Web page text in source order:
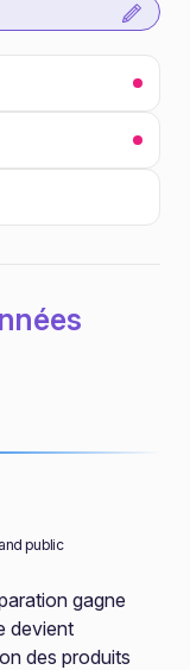
public
gagne
devient
des produits